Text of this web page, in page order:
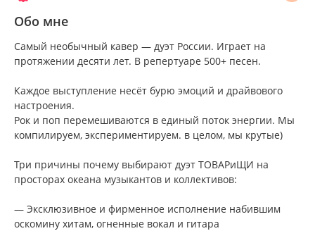
Обо мне
Самый необычный кавер — дуэт России. Играет на
протяжении десяти лет. В репертуаре 500+ песен.
Каждое выступление несёт бурю эмоций и драйвового
настроения.
Рок и поп перемешиваются в единый поток энергии. Мы
компилируем, экспериментируем. в целом, мы крутые)
Три причины почему выбирают дуэт ТОВАРиЩИ на
просторах океана музыкантов и коллективов:
— Эксклюзивное и фирменное исполнение набившим
оскомину хитам, огненные вокал и гитара